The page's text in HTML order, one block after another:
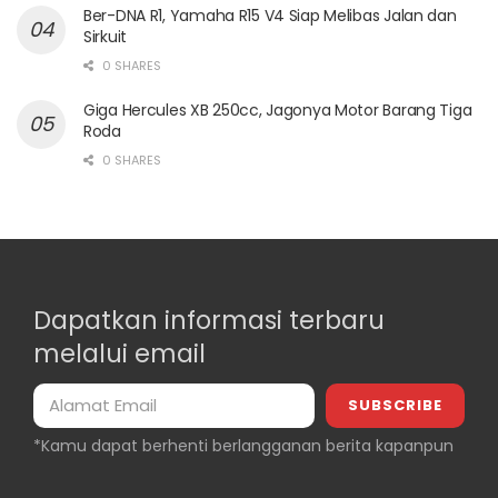
Ber-DNA R1, Yamaha R15 V4 Siap Melibas Jalan dan
Sirkuit
0 SHARES
Giga Hercules XB 250cc, Jagonya Motor Barang Tiga
Roda
0 SHARES
Dapatkan informasi terbaru
melalui email
*Kamu dapat berhenti berlangganan berita kapanpun